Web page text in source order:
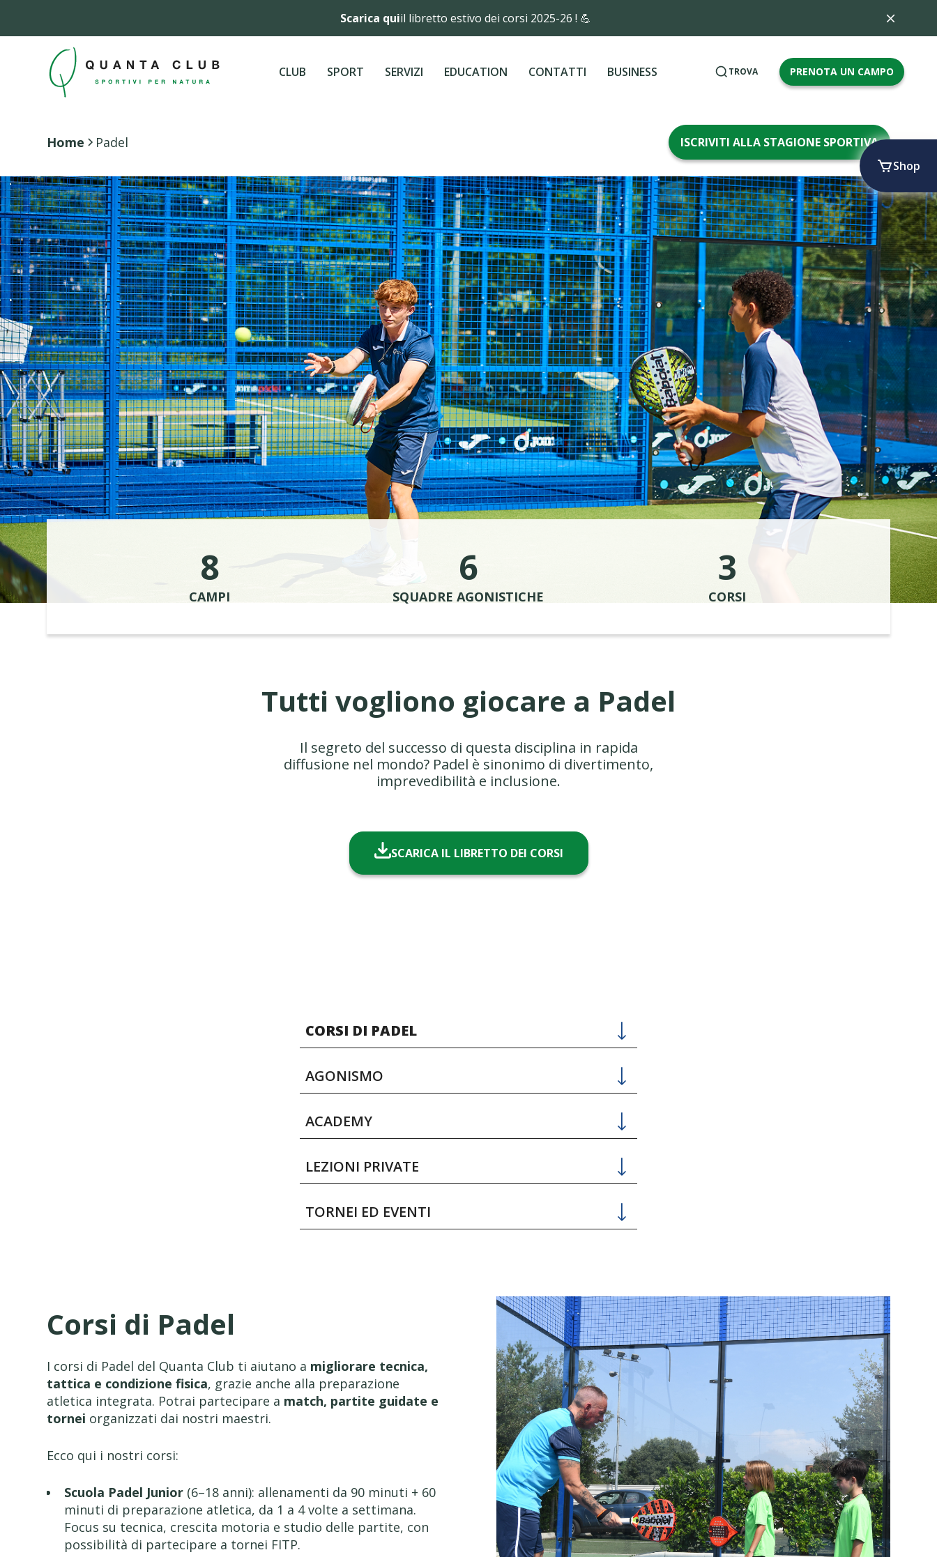
Scarica quiil libretto estivo dei corsi 2025-26 ! 💪
Shop
CLUB SPORT SERVIZI EDUCATION CONTATTI BUSINESS TROVA PRENOTA UN CAMPO
Home Padel ISCRIVITI ALLA STAGIONE SPORTIVA
8
CAMPI
6
SQUADRE AGONISTICHE
3
CORSI
Tutti vogliono giocare a Padel
Il segreto del successo di questa disciplina in rapida
diffusione nel mondo? Padel è sinonimo di divertimento,
imprevedibilità e inclusione.
SCARICA IL LIBRETTO DEI CORSI
CORSI DI PADEL
AGONISMO
ACADEMY
LEZIONI PRIVATE
TORNEI ED EVENTI
Corsi di Padel
I corsi di Padel del Quanta Club ti aiutano a migliorare tecnica,
tattica e condizione fisica, grazie anche alla preparazione
atletica integrata. Potrai partecipare a match, partite guidate e
tornei organizzati dai nostri maestri.
Ecco qui i nostri corsi:
Scuola Padel Junior (6–18 anni): allenamenti da 90 minuti + 60
minuti di preparazione atletica, da 1 a 4 volte a settimana.
Focus su tecnica, crescita motoria e studio delle partite, con
possibilità di partecipare a tornei FITP.